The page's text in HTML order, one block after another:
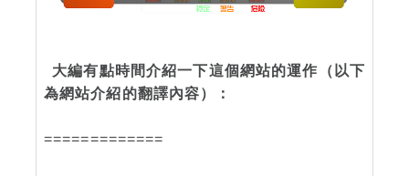
大編有點時間介紹一下這個網站的運作（以下
為網站介紹的翻譯內容）：
=============